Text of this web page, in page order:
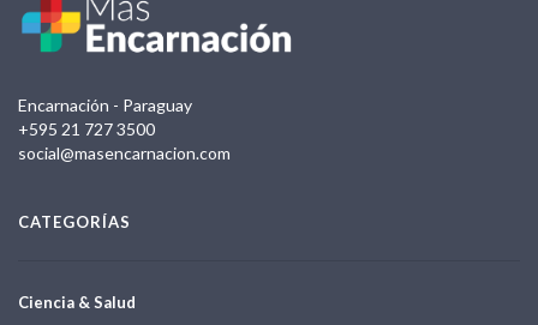
Encarnación - Paraguay
+595 21 727 3500
social@masencarnacion.com
CATEGORÍAS
Ciencia & Salud